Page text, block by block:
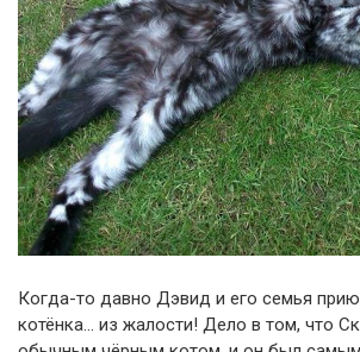
Когда-то давно Дэвид и его семья
котёнка… из жалости! Дело в том, что